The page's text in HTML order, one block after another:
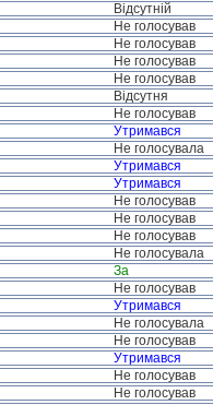
Відсутній
Не голосував
Не голосував
Не голосував
Не голосував
Відсутня
Не голосував
Утримався
Не голосувала
Утримався
Утримався
Не голосував
Не голосував
Не голосував
Не голосувала
За
Не голосував
Утримався
Не голосувала
Не голосував
Утримався
Не голосував
Не голосував